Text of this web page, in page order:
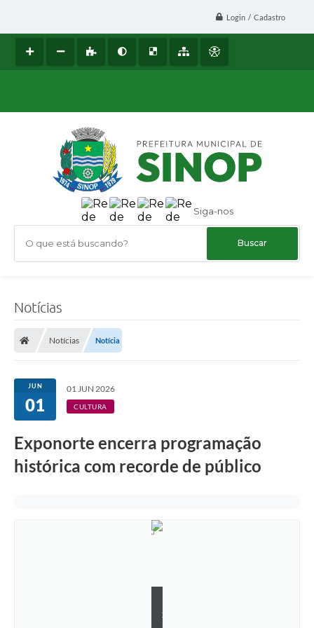
Login / Cadastro
Siga-nos
O que está buscando?
Notícias
Notícias Notícia
JUN
01
01 JUN 2026
CULTURA
Exponorte encerra programação
histórica com recorde de público
x